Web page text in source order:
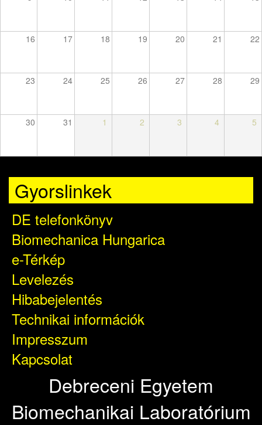
16 17 18 19 20 21 22
23 24 25 26 27 28 29
30 31 1 2 3 4 5
Debreceni Egyetem
Biomechanikai Laboratórium
Gyorslinkek
DE telefonkönyv
Biomechanica Hungarica
e-Térkép
Levelezés
Hibabejelentés
Technikai információk
Impresszum
Kapcsolat